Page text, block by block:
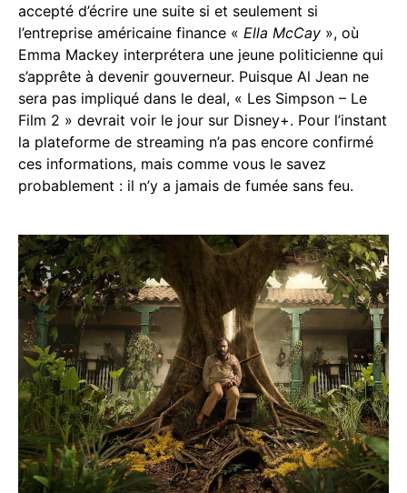
accepté d’écrire une suite si et seulement si
l’entreprise américaine finance « Ella McCay », où
Emma Mackey interprétera une jeune politicienne qui
s’apprête à devenir gouverneur. Puisque Al Jean ne
sera pas impliqué dans le deal, « Les Simpson – Le
Film 2 » devrait voir le jour sur Disney+. Pour l’instant
la plateforme de streaming n’a pas encore confirmé
ces informations, mais comme vous le savez
probablement : il n’y a jamais de fumée sans feu.